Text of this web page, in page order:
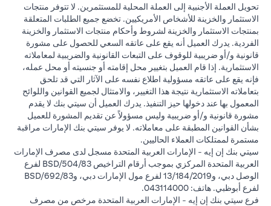
تحويل العملة الأجنبية إلى العملة المحلية للمستثمرين. لا تتوفر منتجات
الاستثمار والخزينة للأشخاص الأمريكيين. تخضع جميع الطلبات المتعلقة
بمنتجات الاستثمار والخزينة لشروط وأحكام منتجات الاستثمار والخزينة
الفردية. يدرك العميل أنه يقع على عاتقه السعي للحصول على مشورة
قانونية و/أو ضريبية للوقوف على التبعات القانونية والضريبية لمعاملاته
الاستثمارية. إذا قام العميل بتغيير محل إقامته أو جنسيته أو محل عمله،
فإنه يقع على عاتقه مسؤولية اطلاع نفسه على الآثار التي قد تلحق
بتعاملاته الاستثمارية نتيجة هذا التغيير، والامتثال لجميع القوانين واللوائح
المعمول بها عند دخولها حيز التنفيذ. يدرك العميل أن سيتي بنك لا يقدم
مشورة قانونية و/أو ضريبية وليس مسؤولاً عن تقديم المشورة للعميل
بشأن القوانين المطبقة على معاملاته. لا يوفر سيتي بنك الإمارات مراقبة
مستمرة لممتلكات العملاء الحاليين.
سيتي بنك إن إيه - الإمارات العربية المتحدة مسجل لدى مصرف الإمارات
العربية المتحدة المركزي بموجب أرقام التراخيص BSD/504/83 لفرع
الوصل دبي، و13/184/2019 لفرع مول الإمارات دبي، وBSD/692/83
لفرع أبوظبي. هاتف: 043114000.
فرع سيتي بنك إن إيه - الإمارات العربية المتحدة مرخص من مصرف